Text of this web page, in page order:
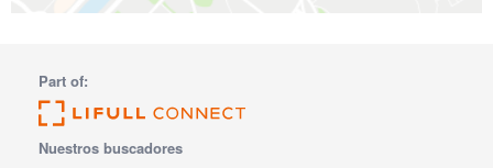
Part of:
Nuestros buscadores